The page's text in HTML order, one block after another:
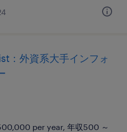
：外資系大手インフォ
per year, 年収500 ～